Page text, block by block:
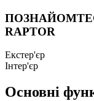
RAPTOR
Екстер'єр
Інтер'єр
Основні